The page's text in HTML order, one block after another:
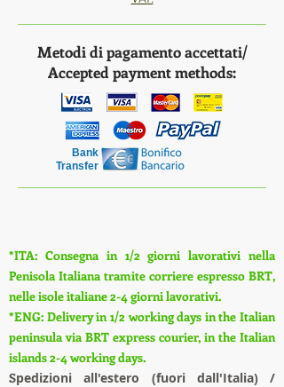
Metodi di pagamento accettati/
Accepted payment methods:
Bank
Transfer
*ITA: Consegna in 1/2 giorni lavorativi nella
Penisola Italiana tramite corriere espresso BRT,
nelle isole italiane 2-4 giorni lavorativi.
*ENG: Delivery in 1/2 working days in the Italian
peninsula via BRT express courier, in the Italian
islands 2-4 working days.
Spedizioni all'estero (fuori dall'Italia) /